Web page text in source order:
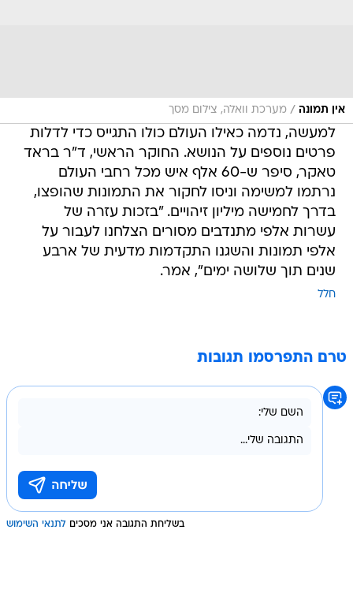
אין תמונה / מערכת וואלה, צילום מסך
למעשה, נדמה כאילו העולם כולו התגייס כדי לדלות
פרטים נוספים על הנושא. החוקר הראשי, ד"ר בראד
טאקר, סיפר ש-60 אלף איש מכל רחבי העולם
נרתמו למשימה וניסו לחקור את התמונות שהופצו,
בדרך לחמישה מיליון זיהויים. "בזכות עזרה של
עשרות אלפי מתנדבים מסורים הצלחנו לעבור על
אלפי תמונות והשגנו התקדמות מדעית של ארבע
שנים תוך שלושה ימים", אמר.
חלל
טרם התפרסמו תגובות
בשליחת התגובה אני מסכים לתנאי השימוש